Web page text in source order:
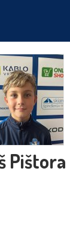
Pištora